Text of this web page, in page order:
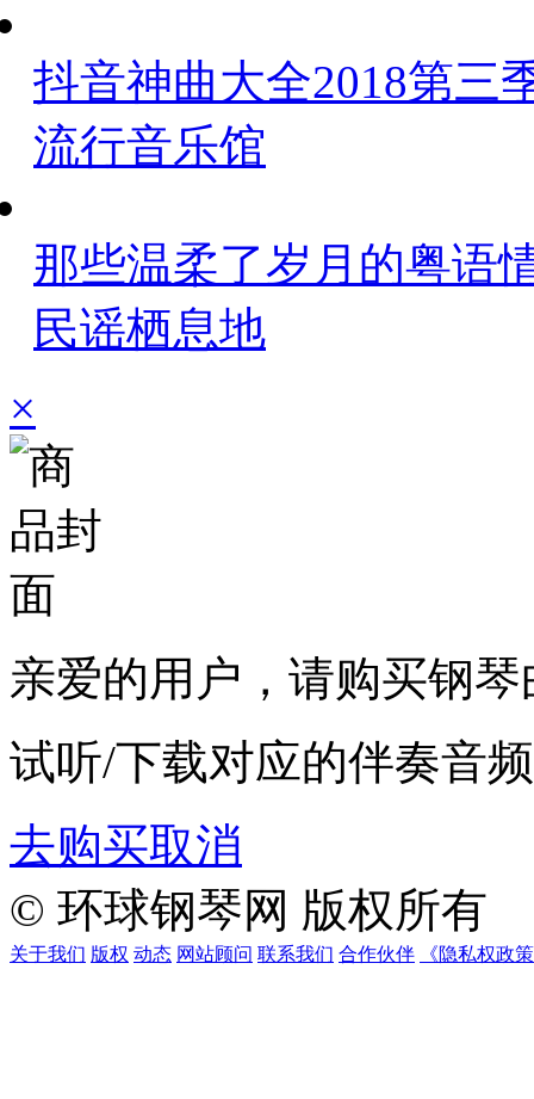
抖音神曲大全2018第三
流行音乐馆
那些温柔了岁月的粤语
民谣栖息地
×
亲爱的用户，请购买钢琴
试听/下载对应的伴奏音频
去购买取消
© 环球钢琴网 版权所有
关于我们 版权 动态 网站顾问 联系我们 合作伙伴 《隐私权政